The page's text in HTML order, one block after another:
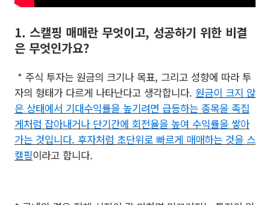
1. 스캘핑 매매란 무엇이고, 성공하기 위한 비결
은 무엇인가요?
* 주식 투자는 원금의 크기나 목표, 그리고 성향에 따라 투
자의 형태가 다르게 나타난다고 생각합니다. 원금이 크지 않
은 상태에서 기대수익률을 높기려면 급등하는 종목을 족집
게처럼 잡아내거나 단기간에 회전율을 높여 수익률을 쌓아
가는 것입니다. 후자처럼 초단위로 빠르게 매매하는 것을 스
캘핑이라고 합니다.